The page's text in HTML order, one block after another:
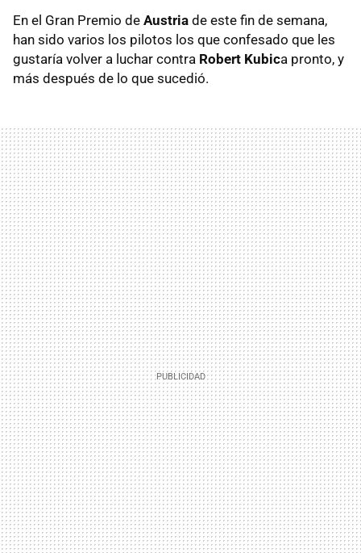
En el Gran Premio de Austria de este fin de semana,
han sido varios los pilotos los que confesado que les
gustaría volver a luchar contra Robert Kubica pronto, y
más después de lo que sucedió.